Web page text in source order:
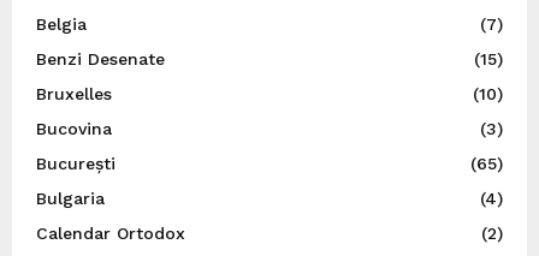
Belgia
(7)
Benzi Desenate
(15)
Bruxelles
(10)
Bucovina
(3)
București
(65)
Bulgaria
(4)
Calendar Ortodox
(2)